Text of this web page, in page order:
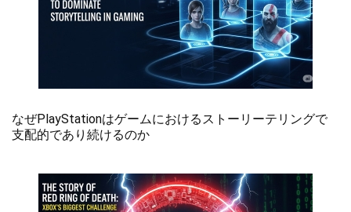
なぜPlayStationはゲームにおけるストーリーテリングで
支配的であり続けるのか